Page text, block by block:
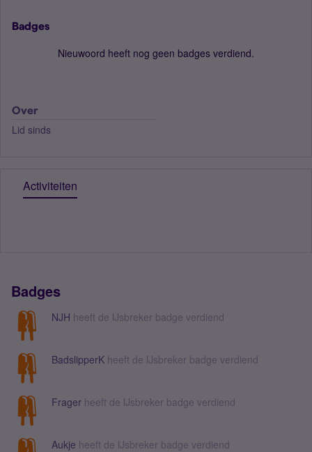
Badges
Nieuwoord heeft nog geen badges verdiend.
Over
Lid sinds
Activiteiten
Badges
NJH heeft de IJsbreker badge verdiend
BadslipperK heeft de IJsbreker badge verdiend
Frager heeft de IJsbreker badge verdiend
Aukje heeft de IJsbreker badge verdiend